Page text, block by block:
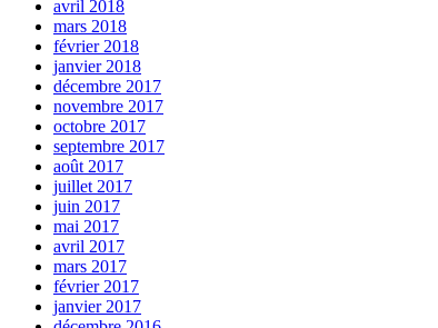
avril 2018
mars 2018
février 2018
janvier 2018
décembre 2017
novembre 2017
octobre 2017
septembre 2017
août 2017
juillet 2017
juin 2017
mai 2017
avril 2017
mars 2017
février 2017
janvier 2017